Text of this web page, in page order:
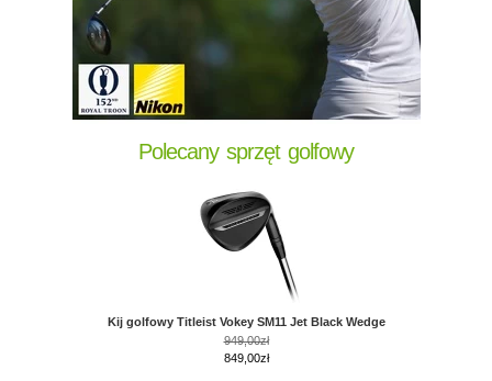
Polecany sprzęt golfowy
Kij golfowy Titleist Vokey SM11 Jet Black Wedge
949,00zł
849,00zł